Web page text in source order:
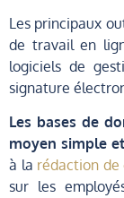
Les principaux
de travail en
logiciels de
signature
Les bases de
moyen simple
à la rédaction
sur les